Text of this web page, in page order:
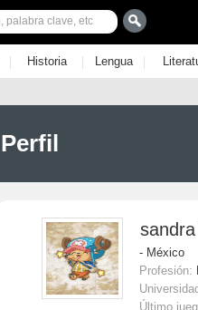
| Historia | Lengua |
Perfil
- México
Profesión:
Último